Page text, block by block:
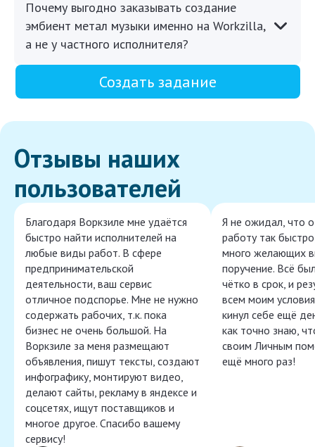
Почему выгодно заказывать создание
эмбиент метал музыки именно на Workzilla,
а не у частного исполнителя?
Создать задание
Отзывы наших
пользователей
Благодаря Воркзиле мне удаётся
быстро найти исполнителей на
любые виды работ. В сфере
предпринимательской
деятельности, ваш сервис
отличное подспорье. Мне не нужно
содержать рабочих, т.к. пока
бизнес не очень большой. На
Воркзиле за меня размещают
объявления, пишут тексты, создают
инфографику, монтируют видео,
делают сайты, рекламу в яндексе и
соцсетях, ищут поставщиков и
многое другое. Спасибо вашему
сервису!
Я не ожидал, что
работу так
много желающих
поручение. Всё
чётко в срок, и
всем моим
кинул себе ещё
как точно знаю,
своим Личным
ещё много раз!